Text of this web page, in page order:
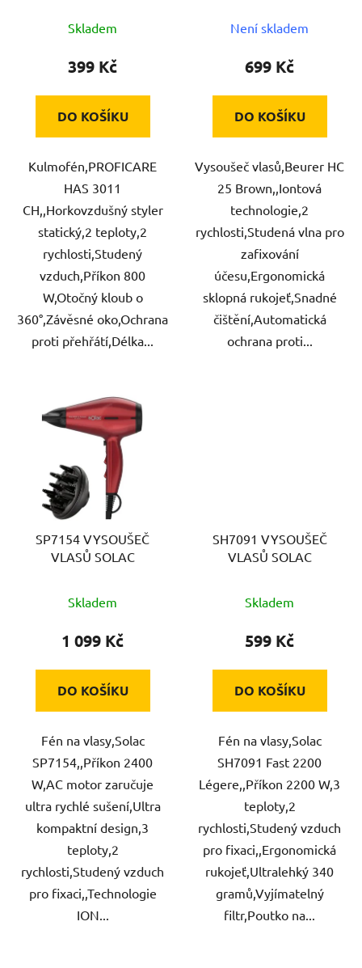
Skladem
399 Kč
DO KOŠÍKU
Kulmofén,PROFICARE
HAS 3011
CH,,Horkovzdušný styler
statický,2 teploty,2
rychlosti,Studený
vzduch,Příkon 800
W,Otočný kloub o
360°,Závěsné oko,Ochrana
proti přehřátí,Délka...
Není skladem
699 Kč
DO KOŠÍKU
Vysoušeč vlasů,Beurer HC
25 Brown,,Iontová
technologie,2
rychlosti,Studená vlna pro
zafixování
účesu,Ergonomická
sklopná rukojeť,Snadné
čištění,Automatická
ochrana proti...
SP7154 VYSOUŠEČ
VLASŮ SOLAC
Skladem
1 099 Kč
DO KOŠÍKU
Fén na vlasy,Solac
SP7154,,Příkon 2400
W,AC motor zaručuje
ultra rychlé sušení,Ultra
kompaktní design,3
teploty,2
rychlosti,Studený vzduch
pro fixaci,,Technologie
ION...
SH7091 VYSOUŠEČ
VLASŮ SOLAC
Skladem
599 Kč
DO KOŠÍKU
Fén na vlasy,Solac
SH7091 Fast 2200
Légere,,Příkon 2200 W,3
teploty,2
rychlosti,Studený vzduch
pro fixaci,,Ergonomická
rukojeť,Ultralehký 340
gramů,Vyjímatelný
filtr,Poutko na...